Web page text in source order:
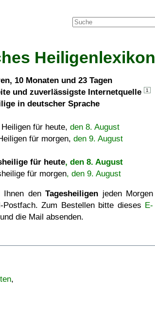
Heiligenlexikon
10 Monaten und 23 Tagen
und zuverlässigste Internetquelle
1
in deutscher Sprache
für heute, den 8. August
für morgen, den 9. August
für heute, den 8. August
für morgen, den 9. August
Ihnen denTagesheiligen jeden Morgen
Zum Bestellen bitte dieses E-
die Mail absenden.
,